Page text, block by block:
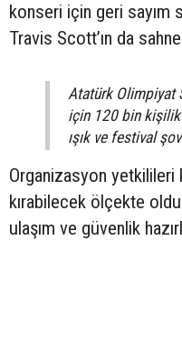
konseri için geri sayım
Travis Scott’ın da
Atatürk Olimpiyat
için 120 bin kişilik
ışık ve festival
Organizasyon
kırabilecek ölçekte
ulaşım ve güvenlik